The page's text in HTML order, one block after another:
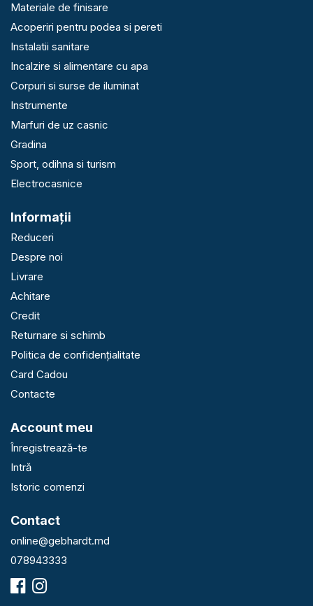
Materiale de finisare
Acoperiri pentru podea si pereti
Instalatii sanitare
Incalzire si alimentare cu apa
Corpuri si surse de iluminat
Instrumente
Marfuri de uz casnic
Gradina
Sport, odihna si turism
Electrocasnice
Informaţii
Reduceri
Despre noi
Livrare
Achitare
Credit
Returnare si schimb
Politica de confidențialitate
Card Cadou
Contacte
Account meu
Înregistrează-te
Intră
Istoric comenzi
Contact
online@gebhardt.md
078943333